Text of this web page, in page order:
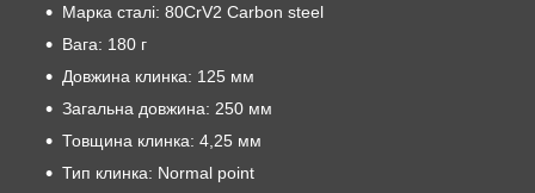
Марка сталі: 80CrV2 Carbon steel
Вага: 180 г
Довжина клинка: 125 мм
Загальна довжина: 250 мм
Товщина клинка: 4,25 мм
Тип клинка: Normal point